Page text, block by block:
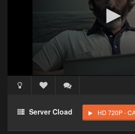
Haz clic 3 veces en el botón para
reproductor
Server Cload HD 720P -